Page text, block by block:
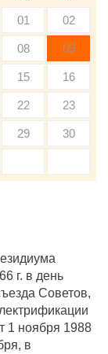
01 02
08 09
15 16
22 23
29 30
г. в день
Советов,
ноября 1988
в